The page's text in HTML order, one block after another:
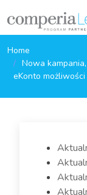
Home
Nowa
eKonto